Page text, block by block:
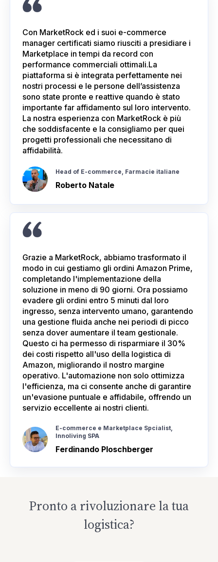
Con MarketRock ed i suoi e-commerce
manager certificati siamo riusciti a presidiare i
Marketplace in tempi da record con
performance commerciali ottimali.La
piattaforma si è integrata perfettamente nei
nostri processi e le persone dell’assistenza
sono state pronte e reattive quando è stato
importante far affidamento sul loro intervento.
La nostra esperienza con MarketRock è più
che soddisfacente e la consigliamo per quei
progetti professionali che necessitano di
affidabilità.
Head of E-commerce, Farmacie italiane
Roberto Natale
Grazie a MarketRock, abbiamo trasformato il
modo in cui gestiamo gli ordini Amazon Prime,
completando l'implementazione della
soluzione in meno di 90 giorni. Ora possiamo
evadere gli ordini entro 5 minuti dal loro
ingresso, senza intervento umano, garantendo
una gestione fluida anche nei periodi di picco
senza dover aumentare il team gestionale.
Questo ci ha permesso di risparmiare il 30%
dei costi rispetto all'uso della logistica di
Amazon, migliorando il nostro margine
operativo. L'automazione non solo ottimizza
l'efficienza, ma ci consente anche di garantire
un'evasione puntuale e affidabile, offrendo un
servizio eccellente ai nostri clienti.
E-commerce e Marketplace Spcialist,
Innoliving SPA
Ferdinando Ploschberger
Pronto a rivoluzionare la tua
logistica?